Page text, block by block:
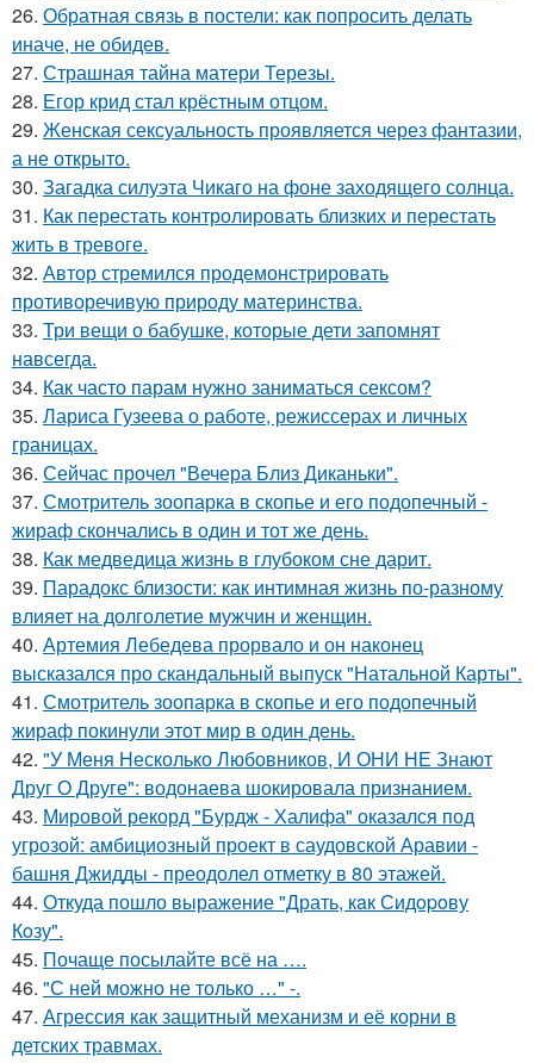
26. Обратная связь в постели: как попросить делать
иначе, не обидев.
27. Страшная тайна матери Терезы.
28. Егор крид стал крёстным отцом.
29. Женская сексуальность проявляется через фантазии,
а не открыто.
30. Загадка силуэта Чикаго на фоне заходящего солнца.
31. Как перестать контролировать близких и перестать
жить в тревоге.
32. Автор стремился продемонстрировать
противоречивую природу материнства.
33. Три вещи о бабушке, которые дети запомнят
навсегда.
34. Как часто парам нужно заниматься сексом?
35. Лариса Гузеева о работе, режиссерах и личных
границах.
36. Сейчас прочел "Вечера Близ Диканьки".
37. Смотритель зоопарка в скопье и его подопечный -
жираф скончались в один и тот же день.
38. Как медведица жизнь в глубоком сне дарит.
39. Парадокс близости: как интимная жизнь по-разному
влияет на долголетие мужчин и женщин.
40. Артемия Лебедева прорвало и он наконец
высказался про скандальный выпуск "Натальной Карты".
41. Смотритель зоопарка в скопье и его подопечный
жираф покинули этот мир в один день.
42. "У Меня Несколько Любовников, И ОНИ НЕ Знают
Друг О Друге": водонаева шокировала признанием.
43. Мировой рекорд "Бурдж - Халифа" оказался под
угрозой: амбициозный проект в саудовской Аравии -
башня Джидды - преодолел отметку в 80 этажей.
44. Откуда пошло выражение "Драть, кaк Сидopoву
Кoзу".
45. Почаще посылайте всё на ….
46. "С ней можно не только …" -.
47. Агрессия как защитный механизм и её корни в
детских травмах.